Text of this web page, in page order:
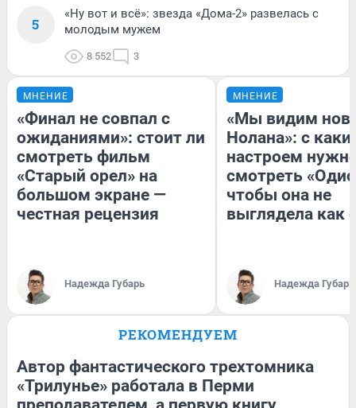
5
«Ну вот и всё»: звезда «Дома-2» развелась с
молодым мужем
8 552 3
МНЕНИЕ
«Финал не совпал с
ожиданиями»: стоит ли
смотреть фильм
«Старый орел» на
большом экране —
честная рецензия
Надежда Губарь
МНЕНИЕ
«Мы видим
Нолана»: с
настроем
смотреть
чтобы она не
выглядела как
Надежда Губарь
РЕКОМЕНДУЕМ
Автор фантастического трехтомника
«Трилунье» работала в Перми